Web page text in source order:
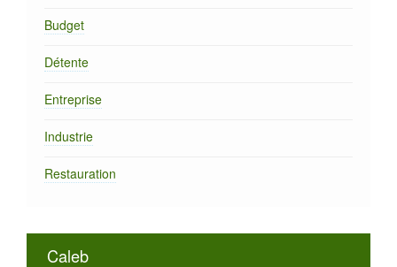
système ingénieux de tour
Budget
Détente
Entreprise
Industrie
Restauration
Caleb